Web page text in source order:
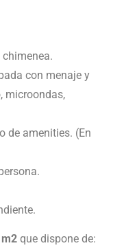
chimenea.
con menaje y
microondas,
de amenities. (En
que dispone de: